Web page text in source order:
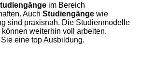
im Bereich
Auch Studiengänge wie
sind praxisnah. Die Studienmodelle
weiterhin voll arbeiten.
eine top Ausbildung.